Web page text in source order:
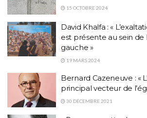
15 OCTOBRE 2024
David Khalfa : «
est présente au sein de
gauche »
19 MARS 2024
Bernard Cazeneuve : «
principal vecteur de
30 DÉCEMBRE 2021